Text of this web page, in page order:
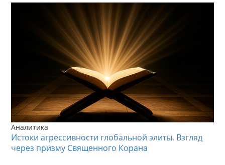
Аналитика
Истоки агрессивности глобальной элиты. Взгляд
через призму Священного Корана